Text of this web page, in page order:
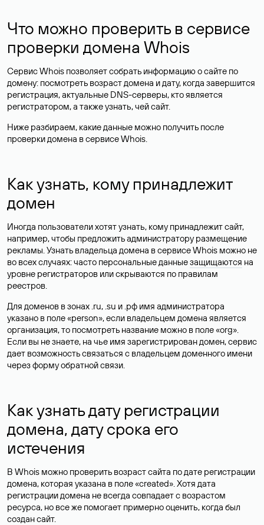
Что можно проверить в сервисе
проверки домена Whois
Сервис Whois позволяет собрать информацию о сайте по
домену: посмотреть возраст домена и дату, когда завершится
регистрация, актуальные DNS-серверы, кто является
регистратором, а также узнать, чей сайт.
Ниже разбираем, какие данные можно получить после
проверки домена в сервисе Whois.
Как узнать, кому принадлежит
домен
Иногда пользователи хотят узнать, кому принадлежит сайт,
например, чтобы предложить администратору размещение
рекламы. Узнать владельца домена в сервисе Whois можно не
во всех случаях: часто персональные данныезащищаются на
уровне регистраторов или скрываются по правилам
реестров.
Для доменов в зонах .ru, .su и .рф имя администратора
указано в поле «person», если владельцем домена является
организация, то посмотреть название можно в поле «org».
Если вы не знаете, на чье имя зарегистрирован домен, сервис
дает возможность связаться с владельцем доменного имени
через форму обратной связи.
Как узнать дату регистрации
домена, дату срока его
истечения
В Whois можно проверить возраст сайта по дате регистрации
домена, которая указана в поле «created». Хотя дата
регистрации домена не всегда совпадает с возрастом
ресурса, но все же помогает примерно оценить, когда был
создан сайт.